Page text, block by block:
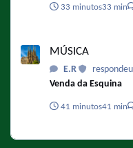
33 minutos33 min
MÚSICA
E.R
Venda da Esquina
41 minutos41 min